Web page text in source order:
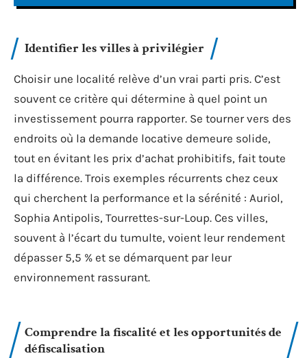
Identifier les villes à privilégier
Choisir une localité relève d’un vrai parti pris. C’est
souvent ce critère qui détermine à quel point un
investissement pourra rapporter. Se tourner vers des
endroits où la demande locative demeure solide,
tout en évitant les prix d’achat prohibitifs, fait toute
la différence. Trois exemples récurrents chez ceux
qui cherchent la performance et la sérénité : Auriol,
Sophia Antipolis, Tourrettes-sur-Loup. Ces villes,
souvent à l’écart du tumulte, voient leur rendement
dépasser 5,5 % et se démarquent par leur
environnement rassurant.
Comprendre la fiscalité et les opportunités de
défiscalisation